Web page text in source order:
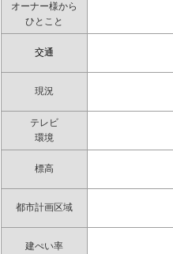
オーナー様から
ひとこと
交通
現況
テレビ
環境
標高
都市計画区域
建ぺい率